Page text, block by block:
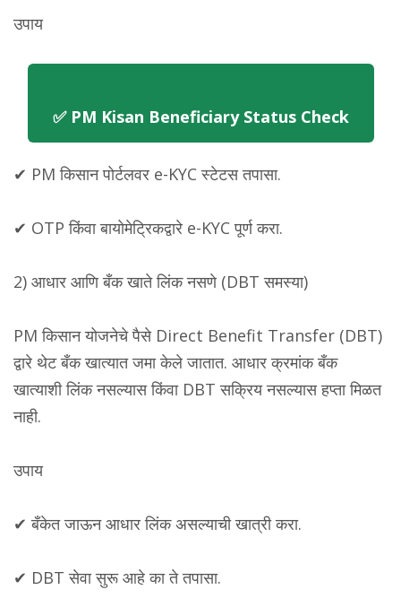
उपाय
✅ PM Kisan Beneficiary Status Check
✔ PM किसान पोर्टलवर e-KYC स्टेटस तपासा.
✔ OTP किंवा बायोमेट्रिकद्वारे e-KYC पूर्ण करा.
2) आधार आणि बँक खाते लिंक नसणे (DBT समस्या)
PM किसान योजनेचे पैसे Direct Benefit Transfer (DBT)
द्वारे थेट बँक खात्यात जमा केले जातात. आधार क्रमांक बँक
खात्याशी लिंक नसल्यास किंवा DBT सक्रिय नसल्यास हप्ता मिळत
नाही.
उपाय
✔ बँकेत जाऊन आधार लिंक असल्याची खात्री करा.
✔ DBT सेवा सुरू आहे का ते तपासा.